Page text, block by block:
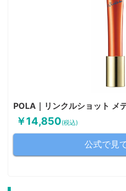
POLA｜リンクルショット メ
￥14,850(税込)
公式で見